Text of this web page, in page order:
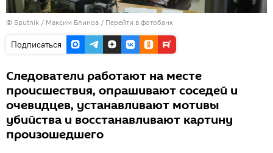
© Sputnik / Максим Блинов / Перейти в фотобанк
Подписаться
Следователи работают на месте
происшествия, опрашивают соседей и
очевидцев, устанавливают мотивы
убийства и восстанавливают картину
произошедшего